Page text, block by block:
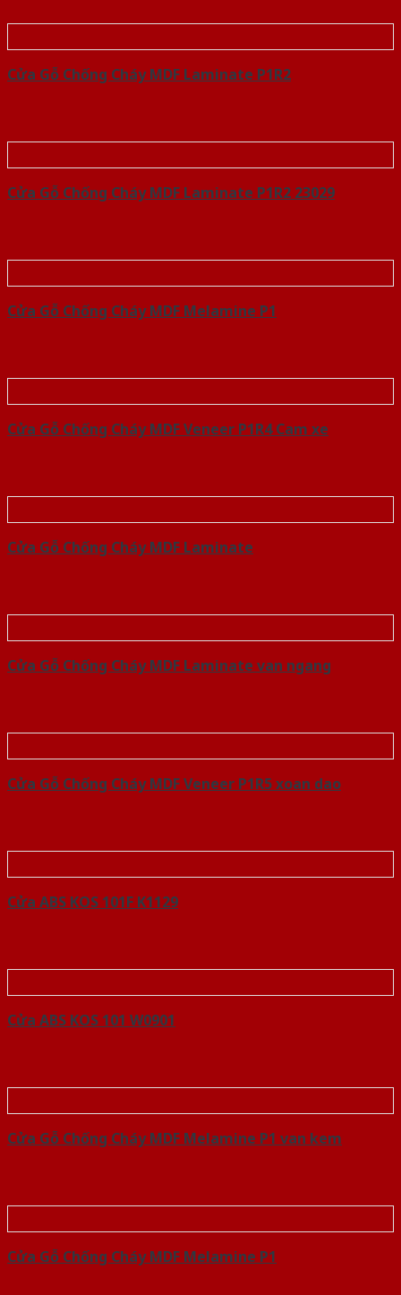
Cửa Gỗ Chống Cháy MDF Laminate P1R2
Cửa Gỗ Chống Cháy MDF Laminate P1R2 23029
Cửa Gỗ Chống Cháy MDF Melamine P1
Cửa Gỗ Chống Cháy MDF Veneer P1R4 Cam xe
Cửa Gỗ Chống Cháy MDF Laminate
Cửa Gỗ Chống Cháy MDF Laminate van ngang
Cửa Gỗ Chống Cháy MDF Veneer P1R5 xoan dao
Cửa ABS KOS 101F K1129
Cửa ABS KOS 101 W0901
Cửa Gỗ Chống Cháy MDF Melamine P1 van kem
Cửa Gỗ Chống Cháy MDF Melamine P1